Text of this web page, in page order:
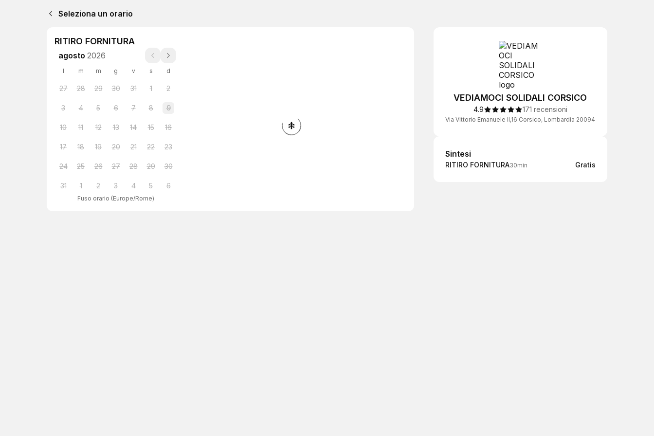
Seleziona un orario
RITIRO FORNITURA
agosto 2026
l m m g v s d
27 28 29 30 31 1 2
3 4 5 6 7 8 9
10 11 12 13 14 15 16
17 18 19 20 21 22 23
24 25 26 27 28 29 30
31 1 2 3 4 5 6
Fuso orario (Europe/Rome)
VEDIAMOCI SOLIDALI CORSICO
4.9 171 recensioni
Via Vittorio Emanuele II,16 Corsico, Lombardia 20094
Sintesi
Sintesi
RITIRO FORNITURA30min Gratis